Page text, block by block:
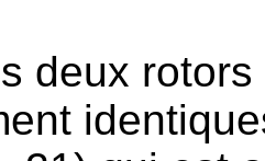
deux